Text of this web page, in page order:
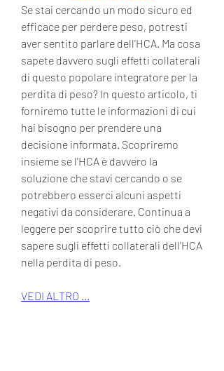
Se stai cercando un modo sicuro ed
efficace per perdere peso, potresti
aver sentito parlare dell'HCA. Ma cosa
sapete davvero sugli effetti collaterali
di questo popolare integratore per la
perdita di peso? In questo articolo, ti
forniremo tutte le informazioni di cui
hai bisogno per prendere una
decisione informata. Scopriremo
insieme se l'HCA è davvero la
soluzione che stavi cercando o se
potrebbero esserci alcuni aspetti
negativi da considerare. Continua a
leggere per scoprire tutto ciò che devi
sapere sugli effetti collaterali dell'HCA
nella perdita di peso.
VEDI ALTRO ...